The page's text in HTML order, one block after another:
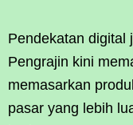
Pendekatan digital
Pengrajin kini
memasarkan
pasar yang lebih